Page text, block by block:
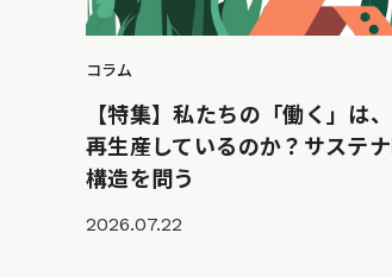
コラム
【特集】私たちの「働く」は
再生産しているのか？サステ
構造を問う
2026.07.22